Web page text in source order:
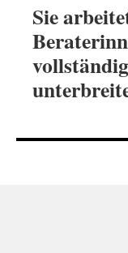
Sie